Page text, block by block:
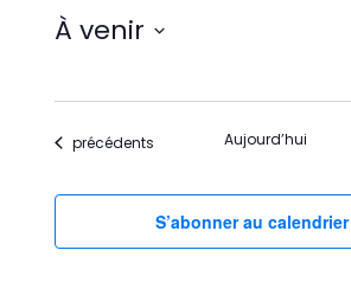
À venir
date.
Évènements
précédents Aujourd’hui
S’abonner au calendrier